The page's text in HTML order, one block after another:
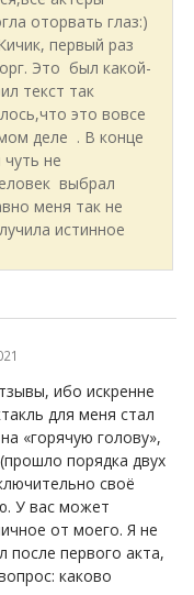
оторвать глаз:)
первый раз
Это был какой-
текст так
это вовсе
деле . В конце
не
выбрал
меня так не
истинное
ибо искренне
для меня стал
«горячую голову»,
порядка двух
своё
У вас может
от моего. Я не
после первого акта,
каково